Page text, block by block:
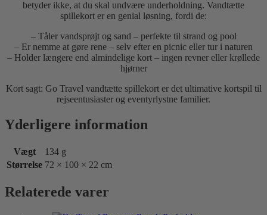
betyder ikke, at du skal undvære underholdning. Vandtætte
spillekort er en genial løsning, fordi de:
– Tåler vandsprøjt og sand – perfekte til strand og pool
– Er nemme at gøre rene – selv efter en picnic eller tur i naturen
– Holder længere end almindelige kort – ingen revner eller krøllede
hjørner
Kort sagt: Go Travel vandtætte spillekort er det ultimative kortspil til
rejseentusiaster og eventyrlystne familier.
Yderligere information
Vægt
134 g
Størrelse 72 × 100 × 22 cm
Relaterede varer